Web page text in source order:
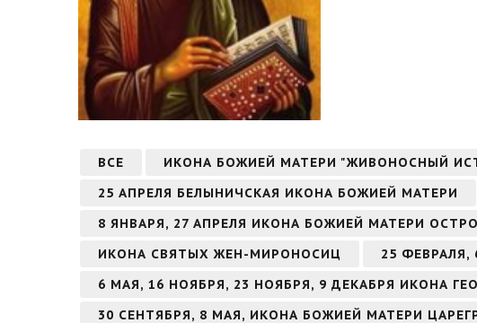
ВСЕ ИКОНА БОЖИЕЙ МАТЕРИ "ЖИВОНОСНЫЙ
25 АПРЕЛЯ БЕЛЫНИЧСКАЯ ИКОНА БОЖИЕЙ МАТЕРИ
8 ЯНВАРЯ, 27 АПРЕЛЯ ИКОНА БОЖИЕЙ МАТЕРИ
ИКОНА СВЯТЫХ ЖЕН-МИРОНОСИЦ
25
6 МАЯ, 16 НОЯБРЯ, 23 НОЯБРЯ, 9 ДЕКАБРЯ ИКОНА
30 СЕНТЯБРЯ, 8 МАЯ, ИКОНА БОЖИЕЙ МАТЕРИ